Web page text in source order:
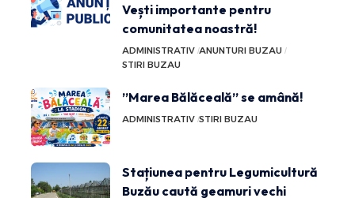
Vești importante pentru
comunitatea noastră!
ADMINISTRATIV ANUNTURI BUZAU
STIRI BUZAU
”Marea Bălăceală” se amână!
ADMINISTRATIV STIRI BUZAU
Stațiunea pentru Legumicultură
Buzău caută geamuri vechi